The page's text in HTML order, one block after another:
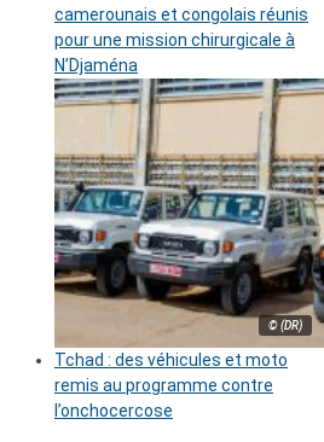
camerounais et congolais réunis
pour une mission chirurgicale à
N’Djaména
© (DR)
Tchad : des véhicules et moto
remis au programme contre
l’onchocercose